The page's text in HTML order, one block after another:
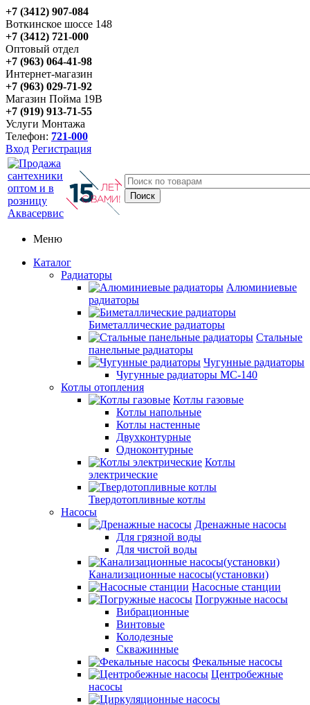
+7 (3412) 907-084
Воткинское шоссе 148
+7 (3412) 721-000
Оптовый отдел
+7 (963) 064-41-98
Интернет-магазин
+7 (963) 029-71-92
Магазин Пойма 19В
+7 (919) 913-71-55
Услуги Монтажа
Телефон: 721-000
Вход Регистрация
Меню
Каталог
Радиаторы
Алюминиевые
радиаторы
Биметаллические радиаторы
Стальные
панельные радиаторы
Чугунные радиаторы
Чугунные радиаторы МС-140
Котлы отопления
Котлы газовые
Котлы напольные
Котлы настенные
Двухконтурные
Одноконтурные
Котлы
электрические
Твердотопливные котлы
Насосы
Дренажные насосы
Для грязной воды
Для чистой воды
Канализационные насосы(установки)
Насосные станции
Погружные насосы
Вибрационные
Винтовые
Колодезные
Скважинные
Фекальные насосы
Центробежные
насосы